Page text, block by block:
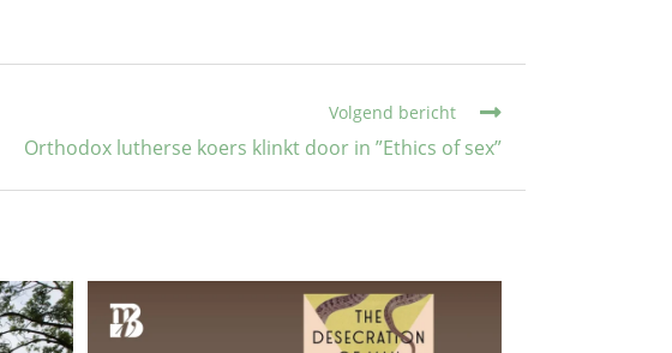
Volgend bericht
Orthodox lutherse koers klinkt door in ”Ethics of sex”